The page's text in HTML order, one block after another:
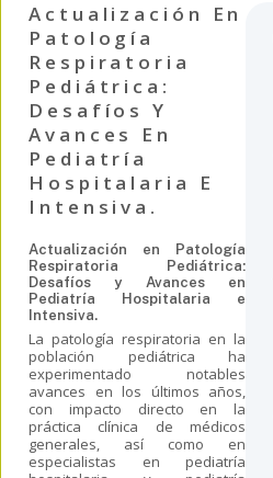
Actualización En
Patología
Respiratoria
Pediátrica:
Desafíos Y
Avances En
Pediatría
Hospitalaria E
Intensiva.
Actualización en Patología
Respiratoria Pediátrica:
Desafíos y Avances en
Pediatría Hospitalaria e
Intensiva.
La patología respiratoria en la
población pediátrica ha
experimentado notables
avances en los últimos años,
con impacto directo en la
práctica clínica de médicos
generales, así como en
especialistas en pediatría